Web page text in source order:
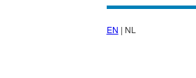
EN | NL